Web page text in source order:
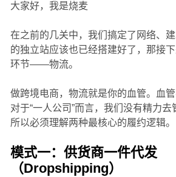
大家好，我是烧麦
在之前的几关中，我们搞定了网络、
的独立站应该也已经搭建好了，那接
环节——物流。
做跨境电商，物流就是你的血管。血管
对于“一人公司”而言，我们没有精力去
所以必须理解两种最核心的履约逻辑。
模式一：供货商一件代发
（Dropshipping）